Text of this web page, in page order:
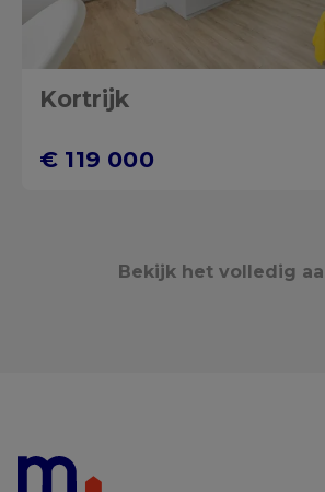
Kortrijk
€ 119 000
Bekijk het volledig